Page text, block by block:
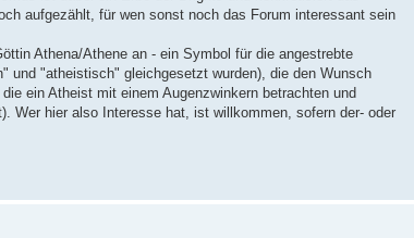
aufgezählt, für wen sonst noch das Forum interessant sein
Athena/Athene an - ein Symbol für die angestrebte
und "atheistisch" gleichgesetzt wurden), die den Wunsch
ein Atheist mit einem Augenzwinkern betrachten und
Wer hier also Interesse hat, ist willkommen, sofern der- oder